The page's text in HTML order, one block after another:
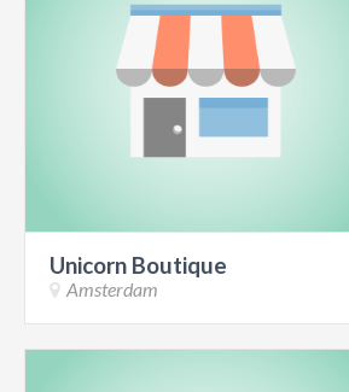
Unicorn Boutique
Amsterdam